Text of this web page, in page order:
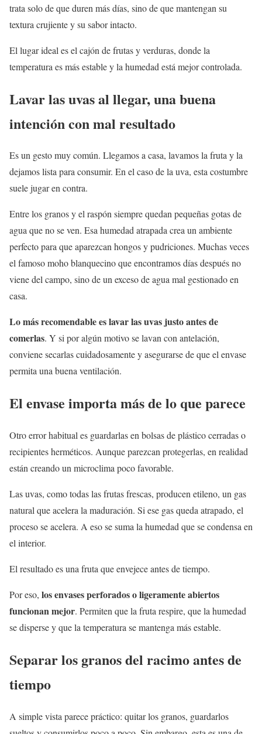
trata solo de que duren más días, sino de que mantengan su
textura crujiente y su sabor intacto.
El lugar ideal es el cajón de frutas y verduras, donde la
temperatura es más estable y la humedad está mejor controlada.
Lavar las uvas al llegar, una buena
intención con mal resultado
Es un gesto muy común. Llegamos a casa, lavamos la fruta y la
dejamos lista para consumir. En el caso de la uva, esta costumbre
suele jugar en contra.
Entre los granos y el raspón siempre quedan pequeñas gotas de
agua que no se ven. Esa humedad atrapada crea un ambiente
perfecto para que aparezcan hongos y pudriciones. Muchas veces
el famoso moho blanquecino que encontramos días después no
viene del campo, sino de un exceso de agua mal gestionado en
casa.
Lo más recomendable es lavar las uvas justo antes de
comerlas. Y si por algún motivo se lavan con antelación,
conviene secarlas cuidadosamente y asegurarse de que el envase
permita una buena ventilación.
El envase importa más de lo que parece
Otro error habitual es guardarlas en bolsas de plástico cerradas o
recipientes herméticos. Aunque parezcan protegerlas, en realidad
están creando un microclima poco favorable.
Las uvas, como todas las frutas frescas, producen etileno, un gas
natural que acelera la maduración. Si ese gas queda atrapado, el
proceso se acelera. A eso se suma la humedad que se condensa en
el interior.
El resultado es una fruta que envejece antes de tiempo.
Por eso, los envases perforados o ligeramente abiertos
funcionan mejor. Permiten que la fruta respire, que la humedad
se disperse y que la temperatura se mantenga más estable.
Separar los granos del racimo antes de
tiempo
A simple vista parece práctico: quitar los granos, guardarlos